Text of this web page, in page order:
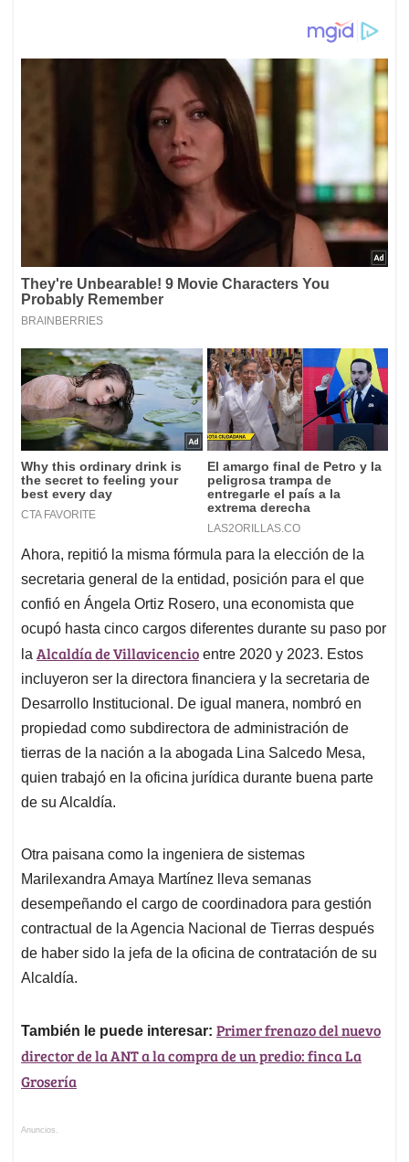
Ahora, repitió la misma fórmula para la elección de la
secretaria general de la entidad, posición para el que
confió en Ángela Ortiz Rosero, una economista que
ocupó hasta cinco cargos diferentes durante su paso por
la Alcaldía de Villavicencio entre 2020 y 2023. Estos
incluyeron ser la directora financiera y la secretaria de
Desarrollo Institucional. De igual manera, nombró en
propiedad como subdirectora de administración de
tierras de la nación a la abogada Lina Salcedo Mesa,
quien trabajó en la oficina jurídica durante buena parte
de su Alcaldía.
Otra paisana como la ingeniera de sistemas
Marilexandra Amaya Martínez lleva semanas
desempeñando el cargo de coordinadora para gestión
contractual de la Agencia Nacional de Tierras después
de haber sido la jefa de la oficina de contratación de su
Alcaldía.
También le puede interesar: Primer frenazo del nuevo
director de la ANT a la compra de un predio: finca La
Grosería
Anuncios.